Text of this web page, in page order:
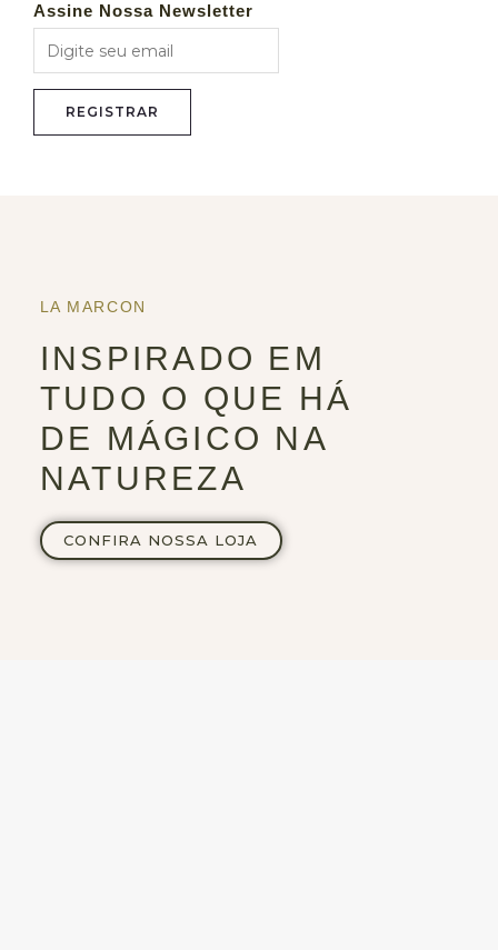
Assine Nossa Newsletter
LA MARCON
INSPIRADO EM
TUDO O QUE HÁ
DE MÁGICO NA
NATUREZA
CONFIRA NOSSA LOJA